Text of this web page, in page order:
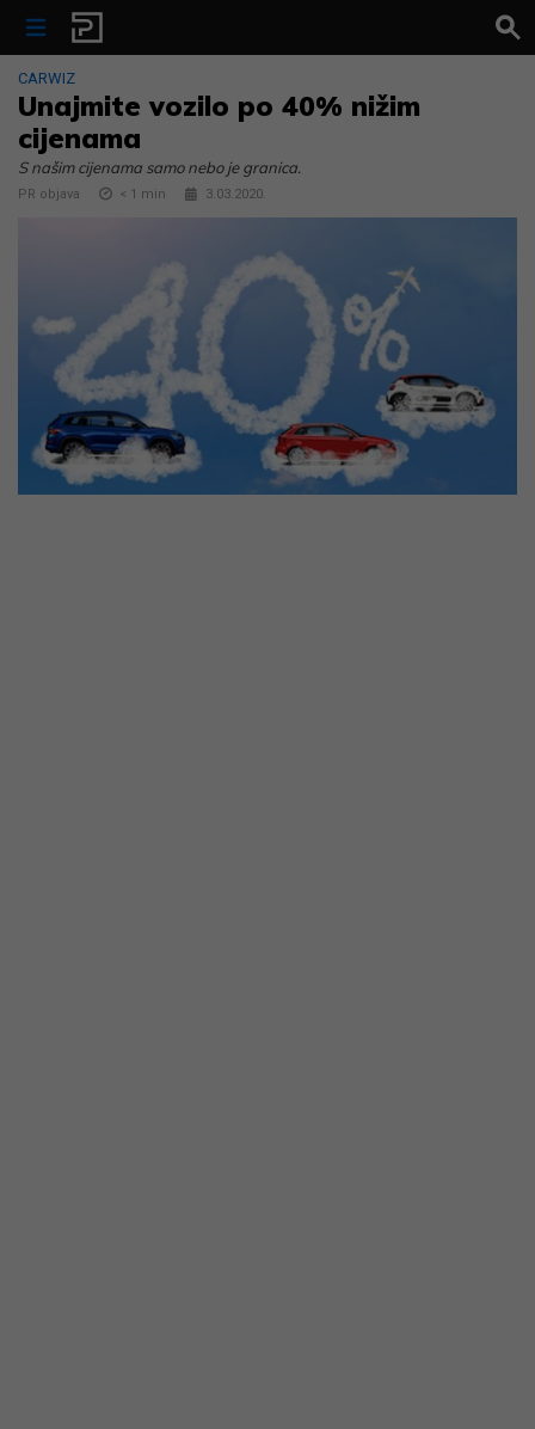
Skip to content
CARWIZ
Unajmite vozilo po 40% nižim
cijenama
S našim cijenama samo nebo je granica.
PR objava < 1 min 3.03.2020.